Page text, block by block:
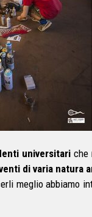
universitari che
di varia natura
meglio abbiamo